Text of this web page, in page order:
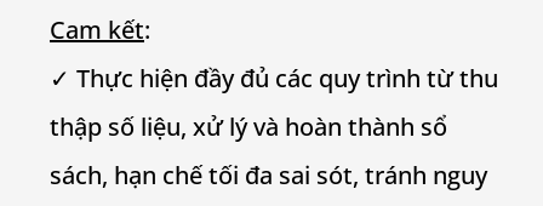
Cam kết:
✓ Thực hiện đầy đủ các quy trình từ thu
thập số liệu, xử lý và hoàn thành sổ
sách, hạn chế tối đa sai sót, tránh nguy